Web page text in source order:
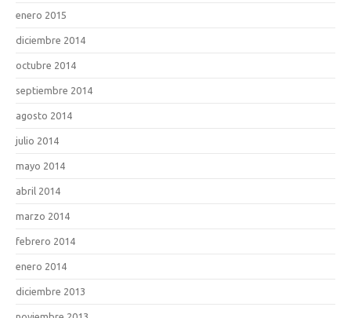
enero 2015
diciembre 2014
octubre 2014
septiembre 2014
agosto 2014
julio 2014
mayo 2014
abril 2014
marzo 2014
febrero 2014
enero 2014
diciembre 2013